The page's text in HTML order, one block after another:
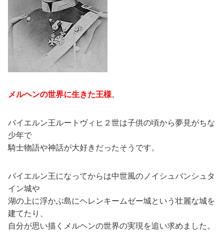
メルヘンの世界に生きた王様。
バイエルン王ルートヴィヒ２世は子供の頃から夢見がちな
少年で
騎士物語や神話が大好きだったそうです。
バイエルン王になってからは中世風のノイシュバンシュタ
イン城や
湖の上に浮かぶ島にヘレンキームゼー城という壮麗な城を
建てたり、
自分が思い描くメルヘンの世界の実現を追い求めました。